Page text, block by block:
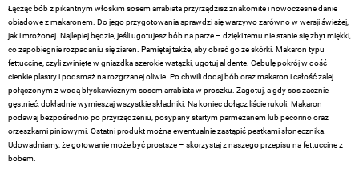
Łącząc bób z pikantnym włoskim sosem arrabiata przyrządzisz znakomite i nowoczesne danie
obiadowe z makaronem. Do jego przygotowania sprawdzi się warzywo zarówno w wersji świeżej,
jak i mrożonej. Najlepiej będzie, jeśli ugotujesz bób na parze – dzięki temu nie stanie się zbyt miękki,
co zapobiegnie rozpadaniu się ziaren. Pamiętaj także, aby obrać go ze skórki. Makaron typu
fettuccine, czyli zwinięte w gniazdka szerokie wstążki, ugotuj al dente. Cebulę pokrój w dość
cienkie plastry i podsmaż na rozgrzanej oliwie. Po chwili dodaj bób oraz makaron i całość zalej
połączonym z wodą błyskawicznym sosem arrabiata w proszku. Zagotuj, a gdy sos zacznie
gęstnieć, dokładnie wymieszaj wszystkie składniki. Na koniec dołącz liście rukoli. Makaron
podawaj bezpośrednio po przyrządzeniu, posypany startym parmezanem lub pecorino oraz
orzeszkami piniowymi. Ostatni produkt można ewentualnie zastąpić pestkami słonecznika.
Udowadniamy, że gotowanie może być prostsze – skorzystaj z naszego przepisu na fettuccine z
bobem.